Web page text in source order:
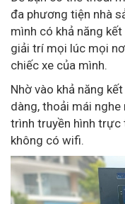
đa phương tiện nhà
mình có khả năng
giải trí mọi lúc mọi
chiếc xe của mình.
Nhờ vào khả năng
dàng, thoải mái
trình truyền hình trực
không có wifi.